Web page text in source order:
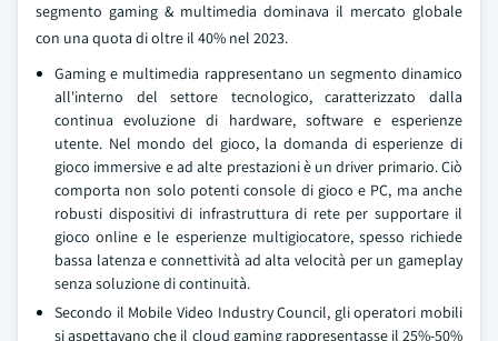
segmento gaming & multimedia dominava il mercato globale
con una quota di oltre il 40% nel 2023.
Gaming e multimedia rappresentano un segmento dinamico
all'interno del settore tecnologico, caratterizzato dalla
continua evoluzione di hardware, software e esperienze
utente. Nel mondo del gioco, la domanda di esperienze di
gioco immersive e ad alte prestazioni è un driver primario. Ciò
comporta non solo potenti console di gioco e PC, ma anche
robusti dispositivi di infrastruttura di rete per supportare il
gioco online e le esperienze multigiocatore, spesso richiede
bassa latenza e connettività ad alta velocità per un gameplay
senza soluzione di continuità.
Secondo il Mobile Video Industry Council, gli operatori mobili
si aspettavano che il cloud gaming rappresentasse il 25%-50%